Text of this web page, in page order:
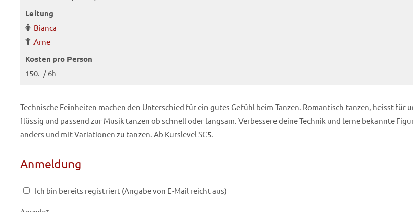
Leitung
Bianca
Arne
Kosten pro Person
150.- / 6h
Technische Feinheiten machen den Unterschied für ein gutes Gefühl beim Tanzen. Romantisch tanzen, heisst für
flüssig und passend zur Musik tanzen ob schnell oder langsam. Verbessere deine Technik und lerne bekannte
anders und mit Variationen zu tanzen. Ab Kurslevel SC5.
Anmeldung
Ich bin bereits registriert (Angabe von E-Mail reicht aus)